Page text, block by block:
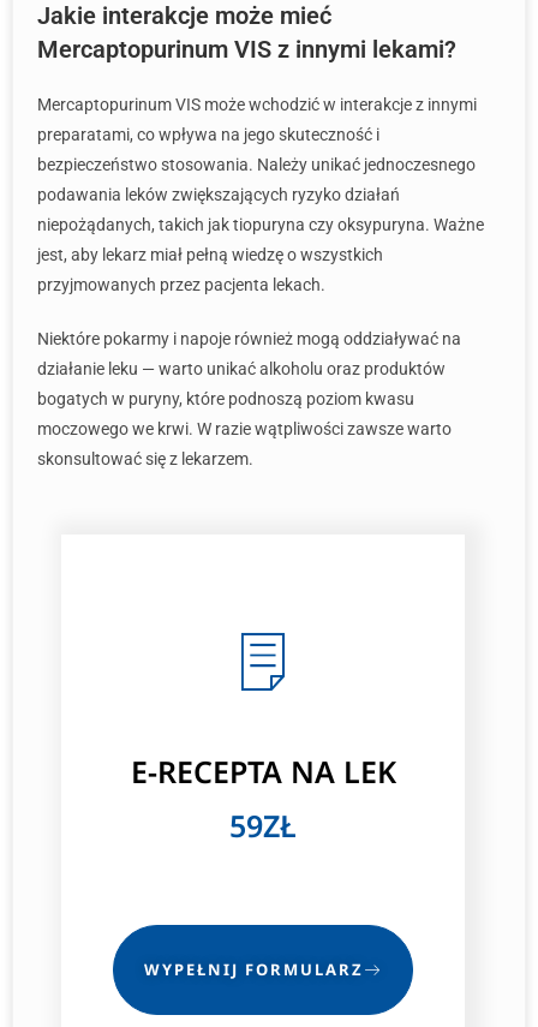
Jakie interakcje może mieć
Mercaptopurinum VIS z innymi lekami?
Mercaptopurinum VIS może wchodzić w interakcje z innymi
preparatami, co wpływa na jego skuteczność i
bezpieczeństwo stosowania. Należy unikać jednoczesnego
podawania leków zwiększających ryzyko działań
niepożądanych, takich jak tiopuryna czy oksypuryna. Ważne
jest, aby lekarz miał pełną wiedzę o wszystkich
przyjmowanych przez pacjenta lekach.
Niektóre pokarmy i napoje również mogą oddziaływać na
działanie leku — warto unikać alkoholu oraz produktów
bogatych w puryny, które podnoszą poziom kwasu
moczowego we krwi. W razie wątpliwości zawsze warto
skonsultować się z lekarzem.
E-RECEPTA NA LEK
59ZŁ
WYPEŁNIJ FORMULARZ